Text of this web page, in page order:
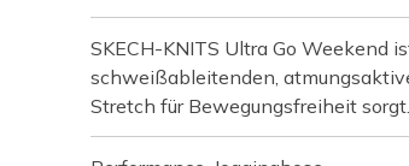
SKECH-KNITS Ultra Go Weekend
schweißableitenden,
Stretch für Bewegungsfreiheit sorgt.